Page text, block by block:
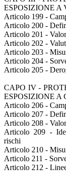
ESPOSIZIONE
Articolo 199 -
Articolo 200 -
Articolo 201 -
Articolo 202 -
Articolo 203 -
Articolo 204 -
Articolo 205 -
CAPO IV -
ESPOSIZIONE
Articolo 206 -
Articolo 207 -
Articolo 208 -
Articolo 209 -
rischi
Articolo 210 -
Articolo 211 -
Articolo 212 -